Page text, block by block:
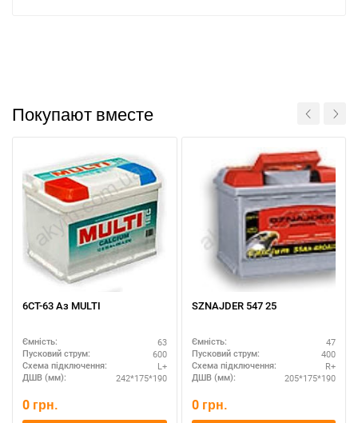
Покупают вместе
6СТ-63 Аз MULTI
Ємність: 63
Пусковий струм: 600
Схема підключення: L+
ДШВ (мм): 242*175*190
0 грн.
SZNAJDER 547 25
Ємність: 47
Пусковий струм: 400
Схема підключення: R+
ДШВ (мм): 205*175*190
0 грн.